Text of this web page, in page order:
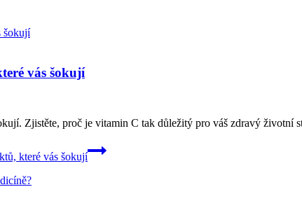
vás šokují
Zjistěte, proč je vitamin C tak důležitý pro váš zdravý
které vás šokují